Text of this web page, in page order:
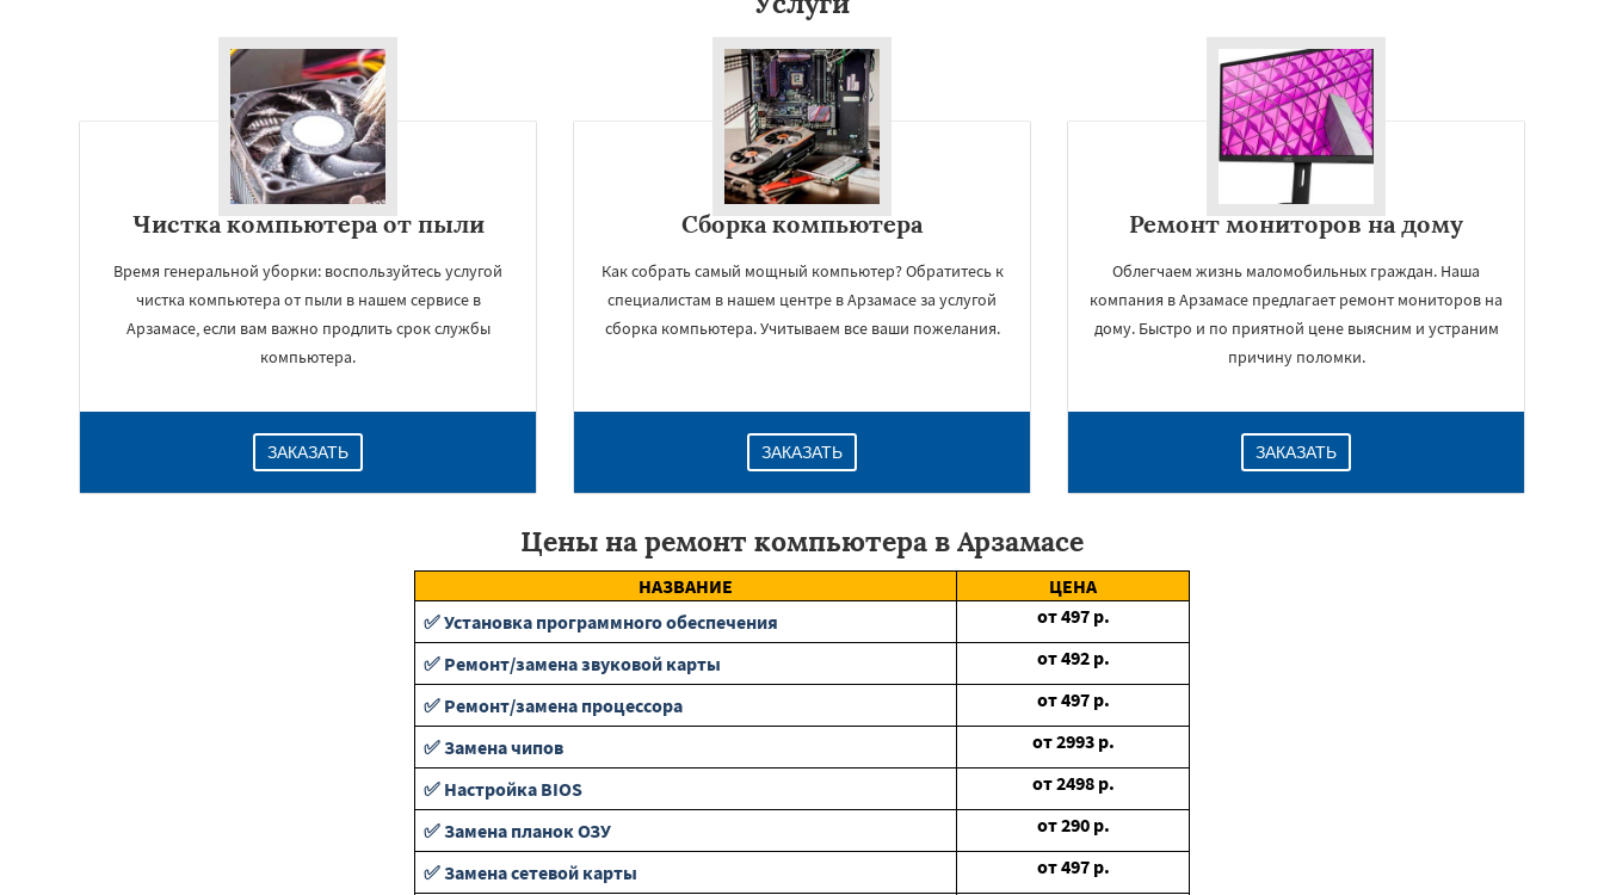
Чистка компьютера от пыли
Время генеральной уборки: воспользуйтесь услугой
чистка компьютера от пыли в нашем сервисе в
Арзамасе, если вам важно продлить срок службы
компьютера.
ЗАКАЗАТЬ
Сборка компьютера
Как собрать самый мощный компьютер? Обратитесь к
специалистам в нашем центре в Арзамасе за услугой
сборка компьютера. Учитываем все ваши пожелания.
ЗАКАЗАТЬ
Ремонт мониторов на дому
Облегчаем жизнь маломобильных граждан. Наша
компания в Арзамасе предлагает ремонт мониторов на
дому. Быстро и по приятной цене выясним и устраним
причину поломки.
ЗАКАЗАТЬ
Цены на ремонт компьютера в Арзамасе
НАЗВАНИЕ
ЦЕНА
✅ Установка программного обеспечения
от497 р.
✅ Ремонт/замена звуковой карты
от492 р.
✅ Ремонт/замена процессора
от497 р.
✅ Замена чипов
от2993 р.
✅ Настройка BIOS
от2498 р.
✅ Замена планок ОЗУ
от290 р.
✅ Замена сетевой карты
от497 р.
Даю согласие на обработку персональных данных